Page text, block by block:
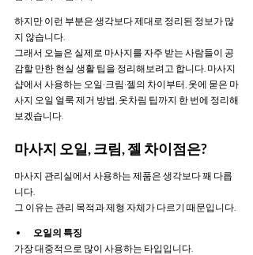
하지만 이런 부분은 생각보다 제대로 정리된 정보가 많
지 않습니다.
그래서 오늘은 실제로 마사지를 자주 받는 사람들이 공
감할 만한 현실 생활 팁을 정리해보려고 합니다. 마사지
샵에서 사용하는 오일·크림·젤의 차이부터, 옷에 묻은 마
사지 오일 얼룩 제거 방법, 옷차림 팁까지 한 번에 정리해
보겠습니다.
마사지 오일, 크림, 젤 차이점은?
마사지 관리실에서 사용하는 제품은 생각보다 꽤 다릅
니다.
그 이유는 관리 목적과 제형 자체가 다르기 때문입니다.
오일의 특징
가장 대중적으로 많이 사용하는 타입입니다.